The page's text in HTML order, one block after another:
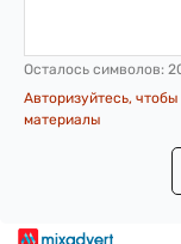
Осталось символов:
Авторизуйтесь,
материалы